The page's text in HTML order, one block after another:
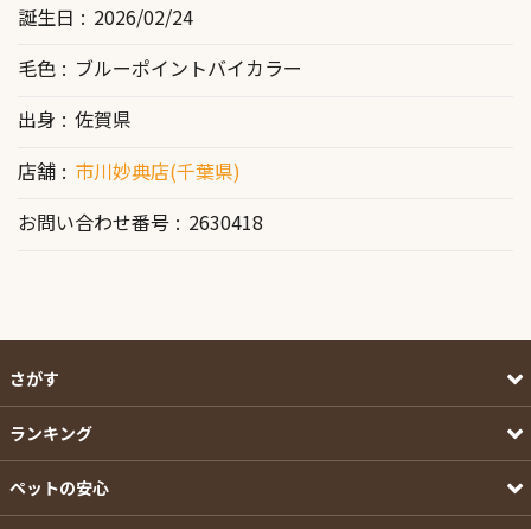
誕生日
2026/02/24
毛色
ブルーポイントバイカラー
出身
佐賀県
店舗
市川妙典店(千葉県)
お問い合わせ番号
2630418
さがす
ランキング
ペットの安心